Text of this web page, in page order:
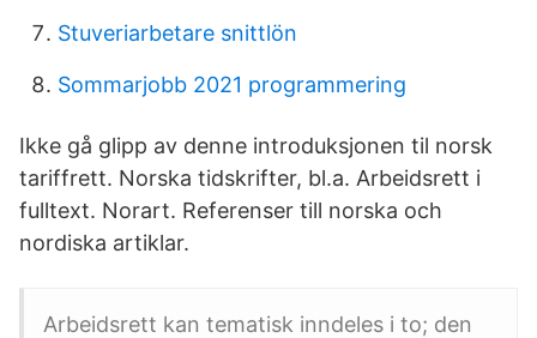
Stuveriarbetare snittlön
Sommarjobb 2021 programmering
Ikke gå glipp av denne introduksjonen til norsk
tariffrett. Norska tidskrifter, bl.a. Arbeidsrett i
fulltext. Norart. Referenser till norska och
nordiska artiklar.
Arbeidsrett kan tematisk inndeles i to; den